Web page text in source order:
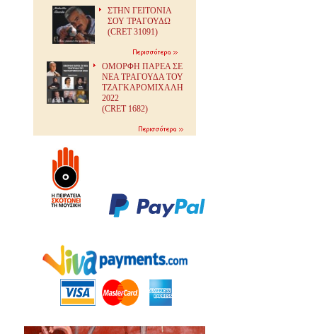
ΣΤΗΝ ΓΕΙΤΟΝΙΑ
ΣΟΥ ΤΡΑΓΟΥΔΩ
(CRET 31091)
ΟΜΟΡΦΗ ΠΑΡΕΑ ΣΕ
ΝΕΑ ΤΡΑΓΟΥΔΑ ΤΟΥ
ΤΖΑΓΚΑΡΟΜΙΧΑΛΗ
2022
(CRET 1682)